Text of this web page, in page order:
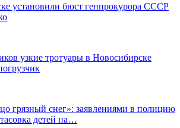
установили бюст генпрокурора СССР
узкие тротуары в Новосибирске
грязный снег»: заявлениями в полицию
детей на…